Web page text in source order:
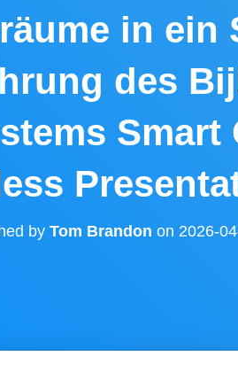
in ein
des
Smart
by Tom Brandon on 2026-